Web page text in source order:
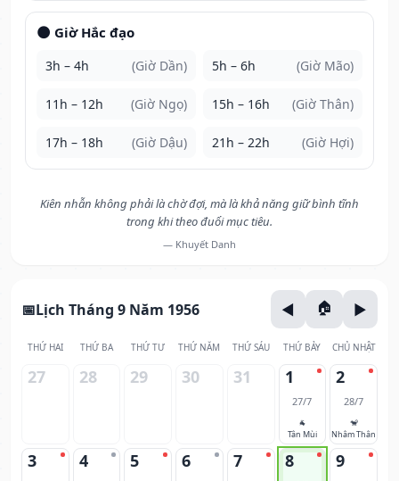
🌑 Giờ Hắc đạo
3h – 4h (Giờ Dần) 5h – 6h (Giờ Mão)
11h – 12h (Giờ Ngọ) 15h – 16h (Giờ Thân)
17h – 18h (Giờ Dậu) 21h – 22h (Giờ Hợi)
Kiên nhẫn không phải là chờ đợi, mà là khả năng giữ bình tĩnh
trong khi theo đuổi mục tiêu.
— Khuyết Danh
Lịch Tháng 9 Năm 1956
THỨ HAI THỨ BA THỨ TƯ THỨ NĂM THỨ SÁU THỨ BẢY CHỦ NHẬT
27 28 29 30 31 1
27/7
🐐
Tân Mùi
2
28/7
🐒
Nhâm Thân
3 4 5 6 7 8 9